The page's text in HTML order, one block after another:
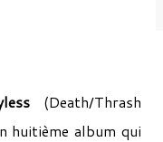
(Death/Thrash
huitième album qui